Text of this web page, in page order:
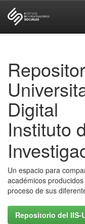
Digital
Instituto
Un espacio para
académicos
proceso de sus
Repositorio del IIS-